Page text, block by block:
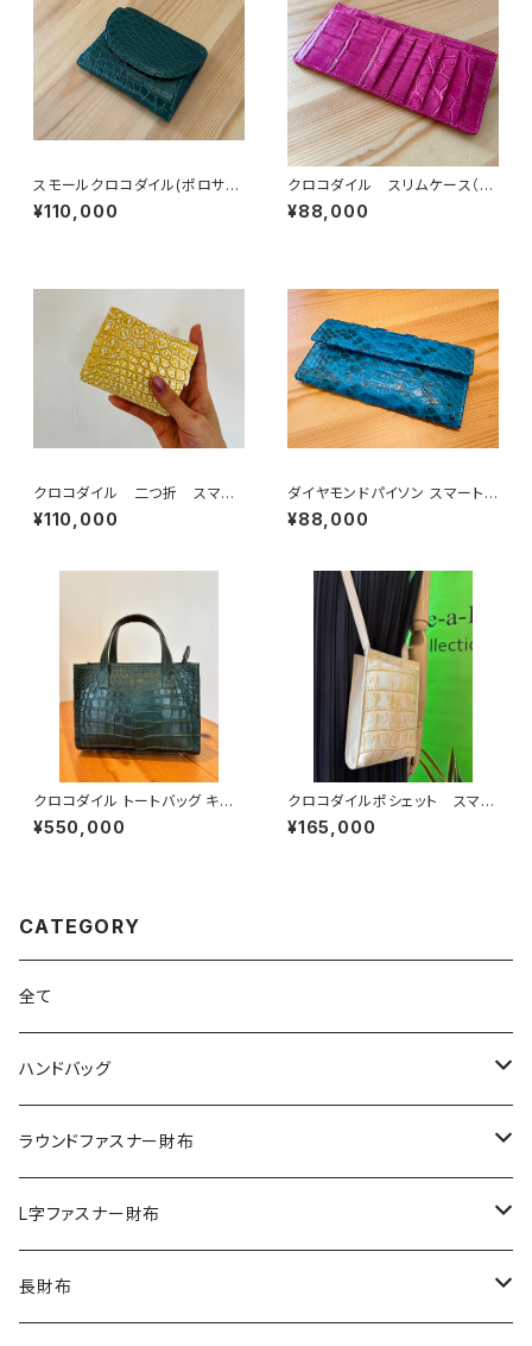
スモールクロコダイル(ポロサ
ス) 二つ折コンパクトウォレッ
ト キプロスグリーン
¥110,000
クロコダイル スリムケース（超
薄型財布） ピンク
¥88,000
クロコダイル 二つ折 スマー
トウォレット ゴールド
¥110,000
ダイヤモンドパイソン スマートウ
ォレット -Aqua
¥88,000
クロコダイル トートバッグ キプ
ロスグリーン
¥550,000
クロコダイルポシェット スマホ
ポシェット 軽量バッグ
¥165,000
CATEGORY
全て
ハンドバッグ
クロコダイル
ダイヤモンドパイソン
オーストリッチ
ラウンドファスナー財布
クロコダイル
ダイヤモンドパイソン
L字ファスナー財布
クロコダイル
長財布